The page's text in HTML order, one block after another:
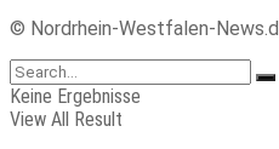
© Nordrhein-Westfalen-
Keine Ergebnisse
View All Result